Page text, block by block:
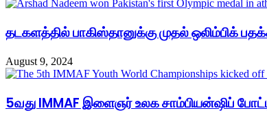
தடகளத்தில் பாகிஸ்தானுக்கு முதல் ஒலிம்பிக்
August 9, 2024
5வது IMMAF இளைஞர் உலக சாம்பியன்ஷிப்